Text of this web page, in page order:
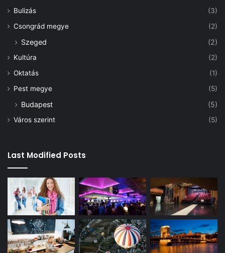
Bulizás
(3)
Csongrád megye
(2)
Szeged (2)
Kultúra
(2)
Oktatás
(1)
Pest megye
(5)
Budapest (5)
Város szerint (5)
Last Modified Posts